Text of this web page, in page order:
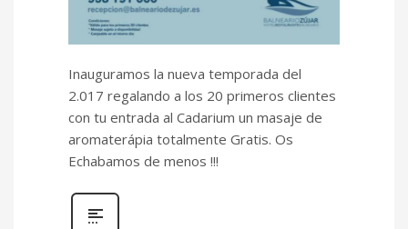
Inauguramos la nueva temporada del
2.017 regalando a los 20 primeros clientes
con tu entrada al Cadarium un masaje de
aromaterápia totalmente Gratis. Os
Echabamos de menos !!!